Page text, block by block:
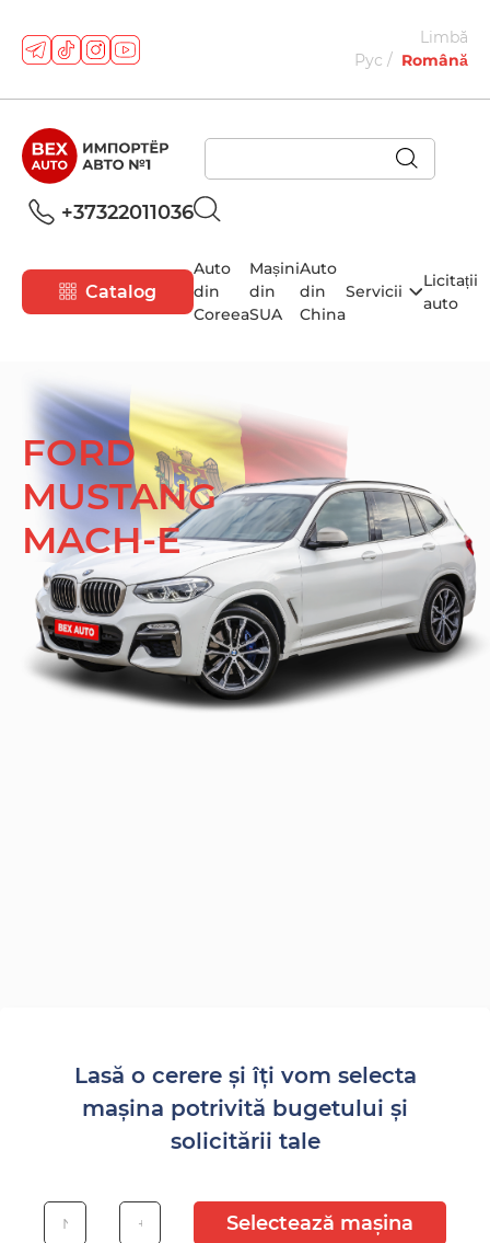
Limbă
Рус
Română
+37322011036
Catalog
Auto
din
Coreea
Mașini
din
SUA
Auto
din
China
Servicii
Licitații
auto
FORD
MUSTANG
MACH-E
Lasă o cerere și îți vom selecta
mașina potrivită bugetului și
solicitării tale
Selectează mașina